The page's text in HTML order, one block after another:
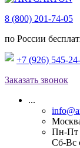
8 (800) 201-74-05
по России
+7 (926) 545-
Заказать звонок
...
Пн-Пт
Сб-Вс